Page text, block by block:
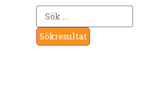
Sökresultat